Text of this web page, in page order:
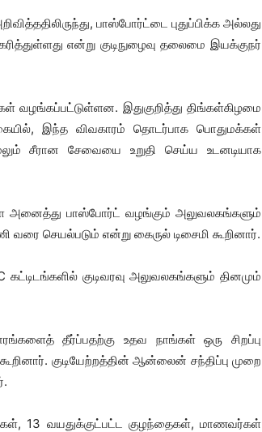
பாஸ்போர்ட்டை புதுப்பிக்க அல்லது
என்று குடிநுழைவு தலைமை இயக்குநர்
வழங்கப்பட்டுள்ளன. இதுகுறித்து திங்கள்கிழமை
இந்த விவகாரம் தொடர்பாக பொதுமக்கள்
சீரான சேவையை உறுதி செய்ய உடனடியாக
அனைத்து பாஸ்போர்ட் வழங்கும் அலுவலகங்களும்
செயல்படும் என்று கைருல் டிசைமி கூறினார்.
குடிவரவு அலுவலகங்களும் தினமும்
தீர்ப்பதற்கு உதவ நாங்கள் ஒரு சிறப்பு
குடியேற்றத்தின் ஆன்லைன் சந்திப்பு முறை
13 வயதுக்குட்பட்ட குழந்தைகள், மாணவர்கள்